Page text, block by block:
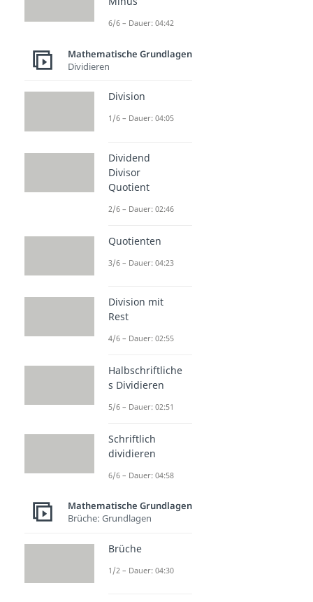
6/6 – Dauer: 04:42
Mathematische Grundlagen
Dividieren
Division
1/6 – Dauer: 04:05
Dividend
Divisor
Quotient
2/6 – Dauer: 02:46
Quotienten
3/6 – Dauer: 04:23
Division mit
Rest
4/6 – Dauer: 02:55
Halbschriftliche
s Dividieren
5/6 – Dauer: 02:51
Schriftlich
dividieren
6/6 – Dauer: 04:58
Mathematische Grundlagen
Brüche: Grundlagen
Brüche
1/2 – Dauer: 04:30